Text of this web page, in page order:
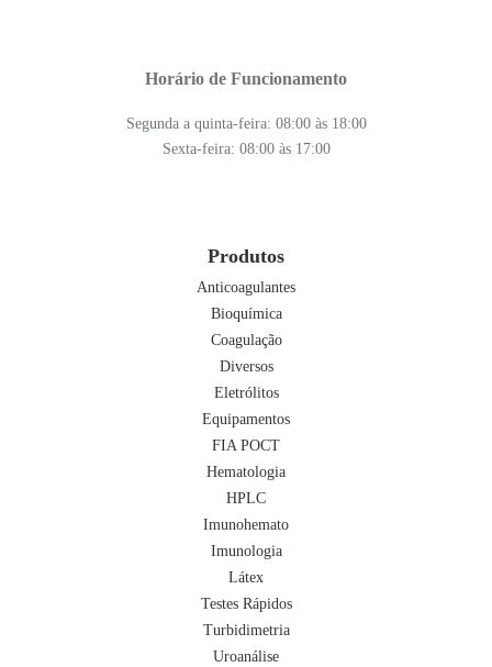
Horário de Funcionamento
Segunda a quinta-feira: 08:00 às 18:00
Sexta-feira: 08:00 às 17:00
Produtos
Anticoagulantes
Bioquímica
Coagulação
Diversos
Eletrólitos
Equipamentos
FIA POCT
Hematologia
HPLC
Imunohemato
Imunologia
Látex
Testes Rápidos
Turbidimetria
Uroanálise